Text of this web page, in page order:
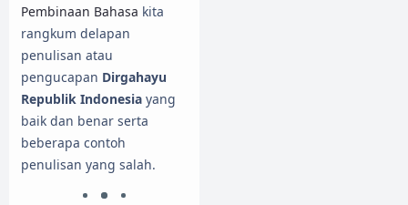
Pembinaan Bahasa kita
rangkum delapan
penulisan atau
pengucapan Dirgahayu
Republik Indonesia yang
baik dan benar serta
beberapa contoh
penulisan yang salah.